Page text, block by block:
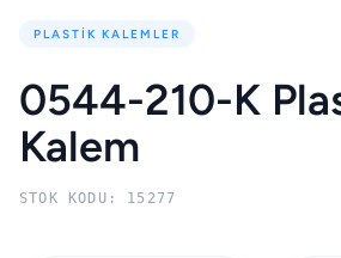
PLASTIK KALEMLER
0544-210-K
Kalem
STOK KODU: 15277